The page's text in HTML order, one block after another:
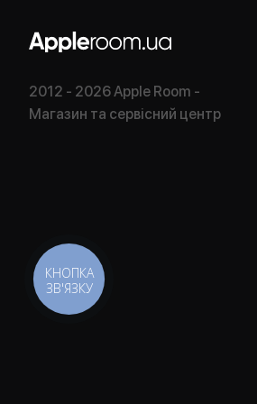
2012 - 2026 Apple Room -
Магазин та сервісний центр
КНОПКА
ЗВ'ЯЗКУ